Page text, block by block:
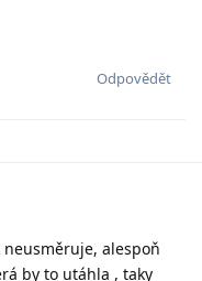
Odpovědět
alespoň
by to utáhla , taky